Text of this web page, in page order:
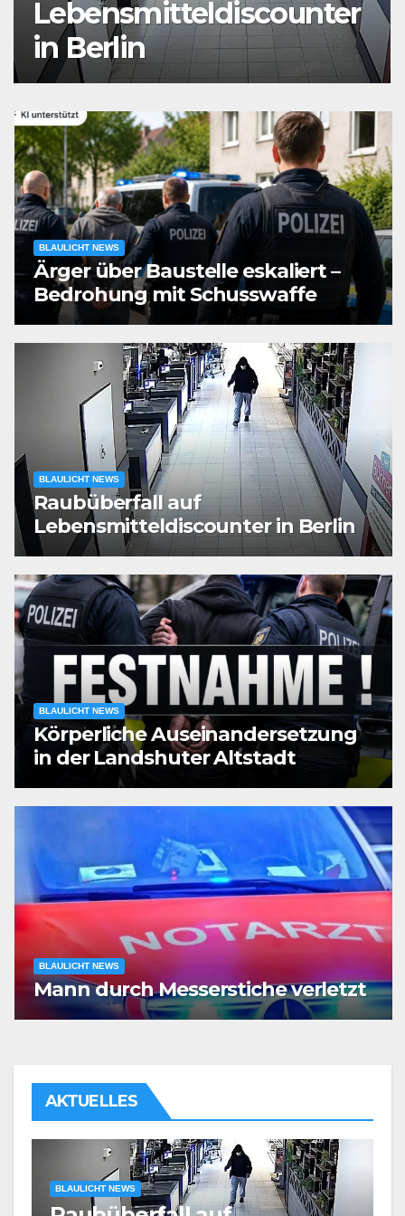
Auseinandersetzung in
der Landshuter Altstadt
BLAULICHT NEWS
Ärger über Baustelle eskaliert –
Bedrohung mit Schusswaffe
BLAULICHT NEWS
Raubüberfall auf
Lebensmitteldiscounter in Berlin
BLAULICHT NEWS
Körperliche Auseinandersetzung
in der Landshuter Altstadt
BLAULICHT NEWS
Mann durch Messerstiche verletzt
AKTUELLES
BLAULICHT NEWS